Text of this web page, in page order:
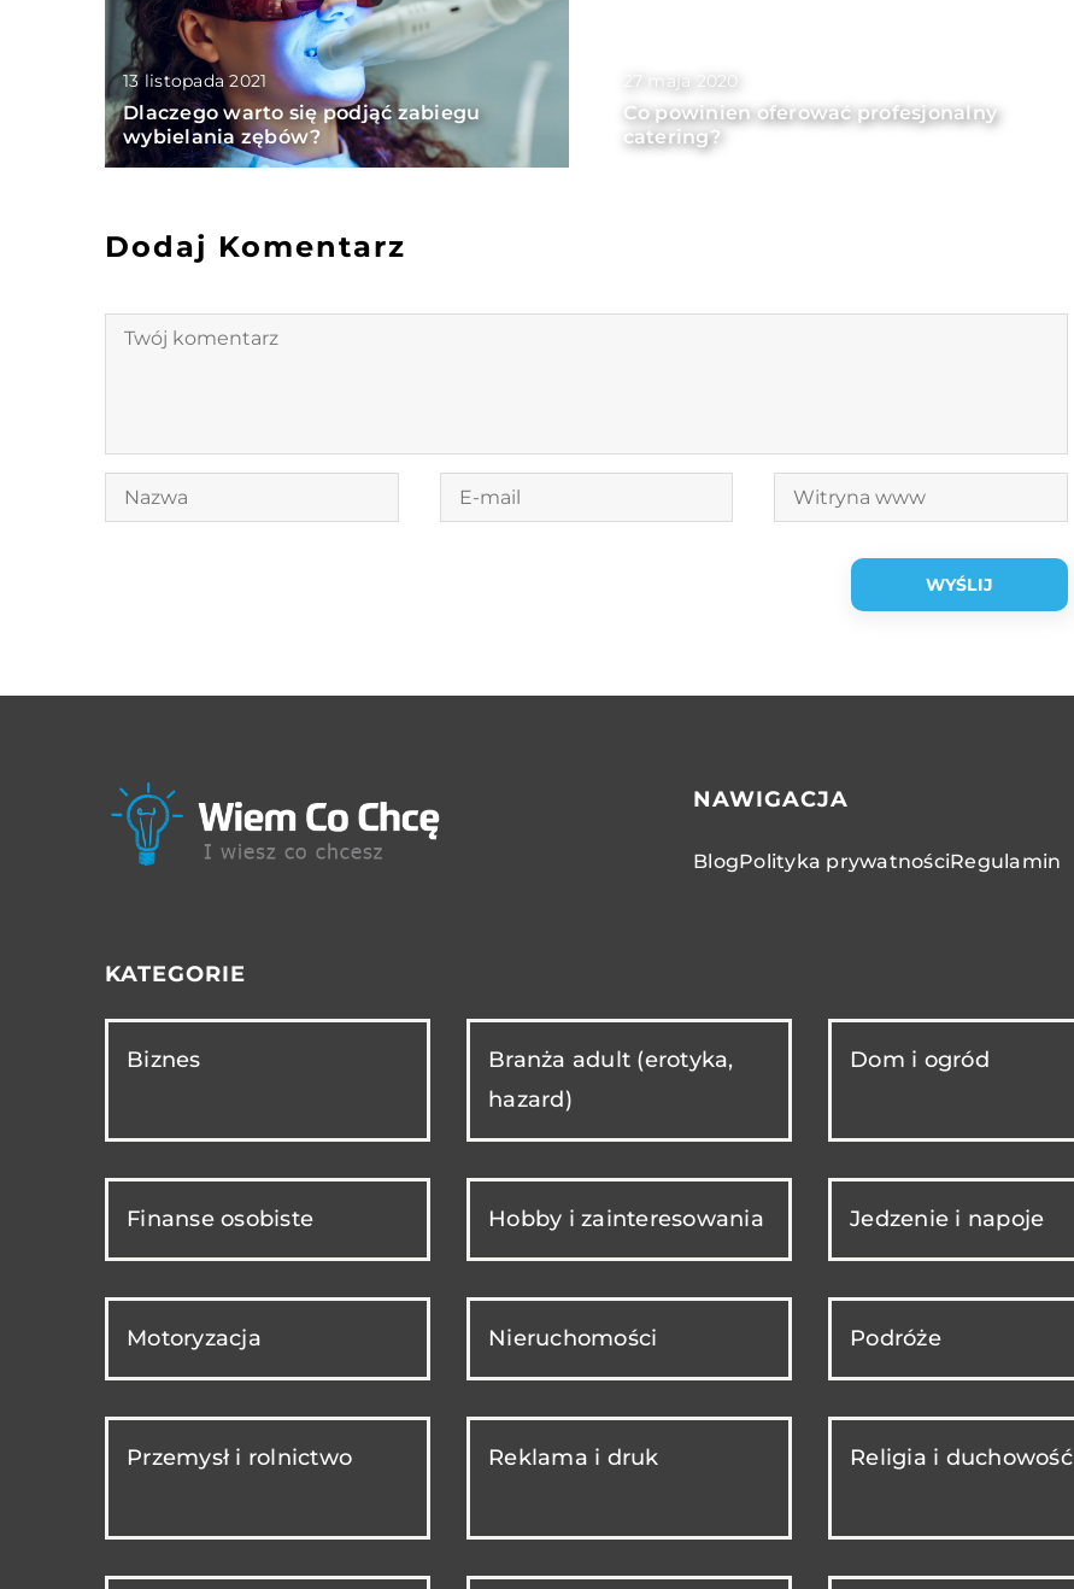
13 listopada 2021
Dlaczego warto się podjąć zabiegu
wybielania zębów?
27 maja 2020
Co powinien oferować profesjonalny
catering?
Dodaj Komentarz
NAWIGACJA
BlogPolityka prywatnościRegulamin
KATEGORIE
Biznes
Branża adult (erotyka,
hazard)
Dom i ogród
Finanse osobiste Hobby i zainteresowania Jedzenie i napoje
Motoryzacja Nieruchomości Podróże
Przemysł i rolnictwo Reklama i druk Religia i duchowość